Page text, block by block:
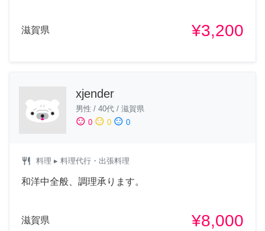
滋賀県 ¥3,200
xjender
男性 / 40代 / 滋賀県
sentiment_satisfied 0 sentiment_neutral 0 sentiment_dissatisfied 0
restaurant 料理 ▸ 料理代行・出張料理
和洋中全般、調理承ります。
滋賀県 ¥8,000